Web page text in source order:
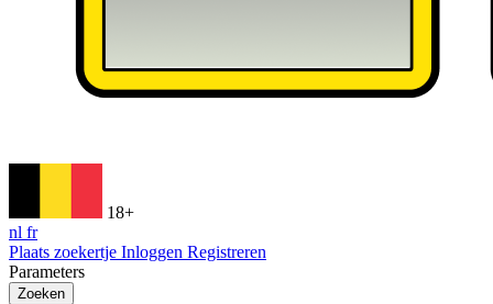
18+
nl fr
Plaats zoekertje Inloggen Registreren
Parameters
Zoeken